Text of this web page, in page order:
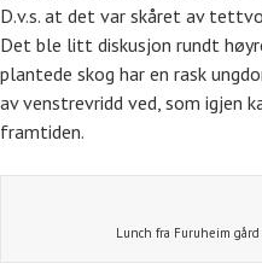
D.v.s. at det var skåret av
Det ble litt diskusjon rundt
plantede skog har en rask
av venstrevridd ved, som igjen
framtiden.
Lunch fra Furuheim